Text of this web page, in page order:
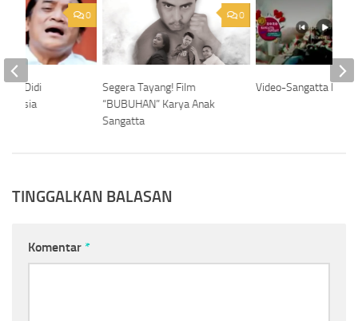
0
Segera Tayang! Film
“BUBUHAN” Karya Anak
Sangatta
Video-Sangatta
0
Didi
Usia
TINGGALKAN BALASAN
Komentar *